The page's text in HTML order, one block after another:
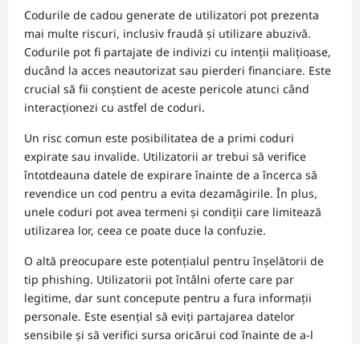
Codurile de cadou generate de utilizatori pot prezenta
mai multe riscuri, inclusiv fraudă și utilizare abuzivă.
Codurile pot fi partajate de indivizi cu intenții malițioase,
ducând la acces neautorizat sau pierderi financiare. Este
crucial să fii conștient de aceste pericole atunci când
interacționezi cu astfel de coduri.
Un risc comun este posibilitatea de a primi coduri
expirate sau invalide. Utilizatorii ar trebui să verifice
întotdeauna datele de expirare înainte de a încerca să
revendice un cod pentru a evita dezamăgirile. În plus,
unele coduri pot avea termeni și condiții care limitează
utilizarea lor, ceea ce poate duce la confuzie.
O altă preocupare este potențialul pentru înșelătorii de
tip phishing. Utilizatorii pot întâlni oferte care par
legitime, dar sunt concepute pentru a fura informații
personale. Este esențial să eviți partajarea datelor
sensibile și să verifici sursa oricărui cod înainte de a-l